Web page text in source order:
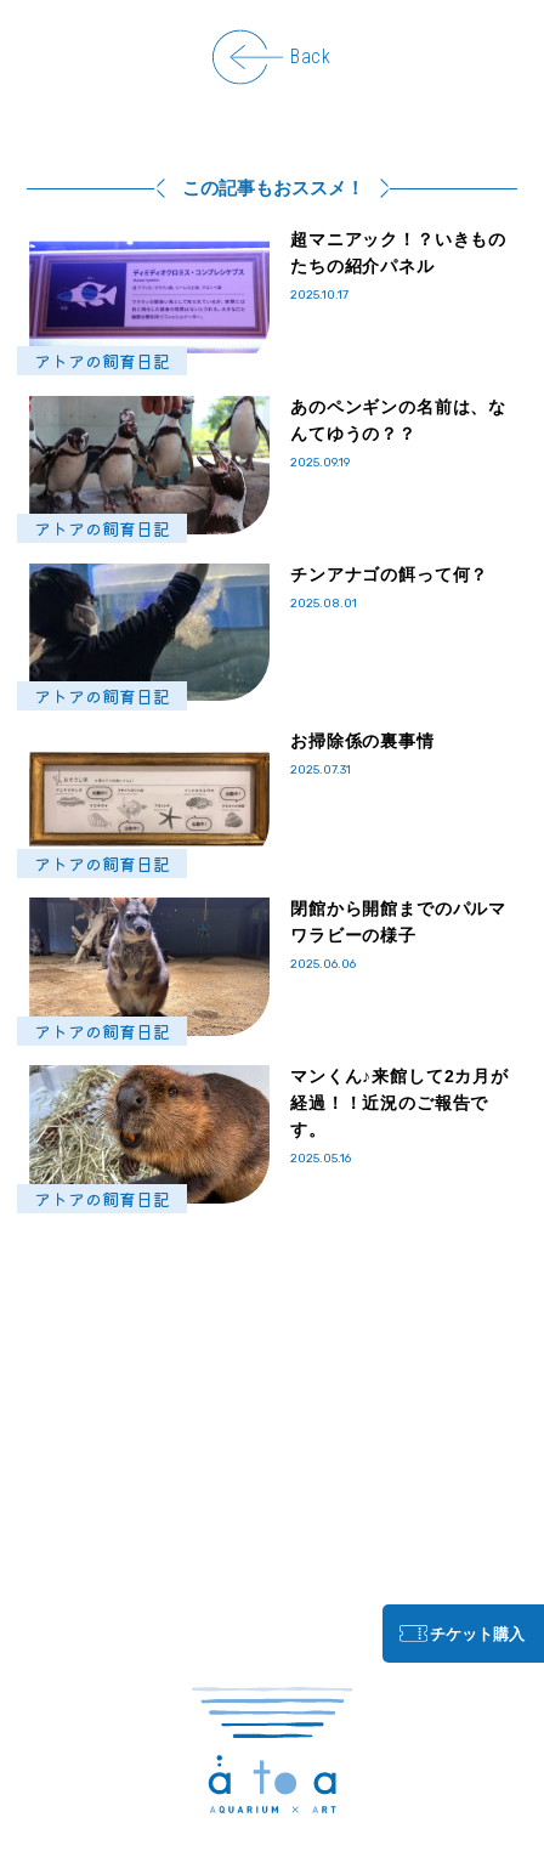
Back
この記事もおススメ！
アトアの飼育日記
超マニアック！？いきもの
たちの紹介パネル
2025.10.17
アトアの飼育日記
あのペンギンの名前は、な
んてゆうの？？
2025.09.19
アトアの飼育日記
チンアナゴの餌って何？
2025.08.01
アトアの飼育日記
お掃除係の裏事情
2025.07.31
アトアの飼育日記
閉館から開館までのパルマ
ワラビーの様子
2025.06.06
アトアの飼育日記
マンくん♪来館して2カ月が
経過！！近況のご報告で
す。
2025.05.16
チケット購入